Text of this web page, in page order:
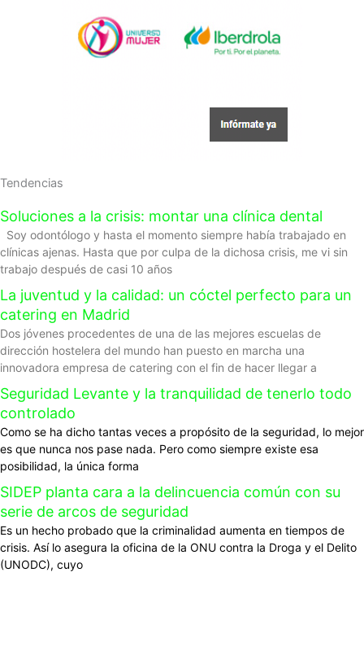
Tendencias
Soluciones a la crisis: montar una clínica dental
Soy odontólogo y hasta el momento siempre había trabajado en
clínicas ajenas. Hasta que por culpa de la dichosa crisis, me vi sin
trabajo después de casi 10 años
La juventud y la calidad: un cóctel perfecto para un
catering en Madrid
Dos jóvenes procedentes de una de las mejores escuelas de
dirección hostelera del mundo han puesto en marcha una
innovadora empresa de catering con el fin de hacer llegar a
Seguridad Levante y la tranquilidad de tenerlo todo
controlado
Como se ha dicho tantas veces a propósito de la seguridad, lo mejor
es que nunca nos pase nada. Pero como siempre existe esa
posibilidad, la única forma
SIDEP planta cara a la delincuencia común con su
serie de arcos de seguridad
Es un hecho probado que la criminalidad aumenta en tiempos de
crisis. Así lo asegura la oficina de la ONU contra la Droga y el Delito
(UNODC), cuyo